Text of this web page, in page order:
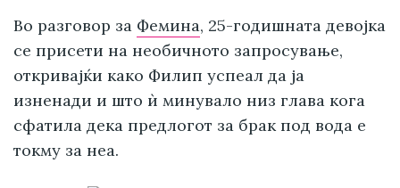
Во разговор за Фемина, 25-годишната девојка
се присети на необичното запросување,
откривајќи како Филип успеал да ја
изненади и што ѝ минувало низ глава кога
сфатила дека предлогот за брак под вода е
токму за неа.